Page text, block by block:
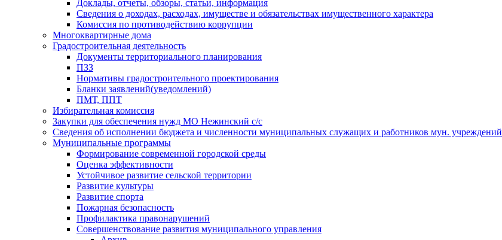
Доклады, отчеты, обзоры, статьи, информация
Сведения о доходах, расходах, имуществе и обязательствах имущественного характера
Комиссия по противодействию коррупции
Многоквартирные дома
Градостроительная деятельность
Документы территориального планирования
ПЗЗ
Нормативы градостроительного проектирования
Бланки заявлений(уведомлений)
ПМТ, ППТ
Избирательная комиссия
Закупки для обеспечения нужд МО Нежинский с/с
Сведения об исполнении бюджета и численности муниципальных служащих и работников мун. учреждений
Муниципальные программы
Формирование современной городской среды
Оценка эффективности
Устойчивое развитие сельской территории
Развитие культуры
Развитие спорта
Пожарная безопасность
Профилактика правонарушений
Совершенствование развития муниципального управления